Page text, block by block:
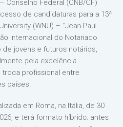
Conselho Federal (CNB/CF)
de candidaturas para a 13ª
(WNU) – “Jean-Paul
Internacional do Notariado
de jovens e futuros notários,
pela excelência
profissional entre
países.
em Roma, na Itália, de 30
e terá formato híbrido: antes